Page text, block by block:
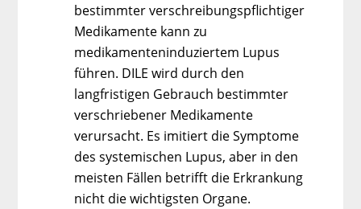
bestimmter verschreibungspflichtiger
Medikamente kann zu
medikamenteninduziertem Lupus
führen. DILE wird durch den
langfristigen Gebrauch bestimmter
verschriebener Medikamente
verursacht. Es imitiert die Symptome
des systemischen Lupus, aber in den
meisten Fällen betrifft die Erkrankung
nicht die wichtigsten Organe.